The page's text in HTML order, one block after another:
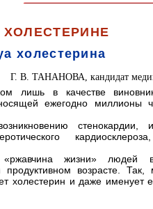
ХОЛЕСТЕРИНЕ
холестерина
Г. В. ТАНАНОВА, кандидат
лишь в качестве
ежегодно миллионы
стенокардии,
жизни» людей
продуктивном возрасте.
холестерин и даже именует